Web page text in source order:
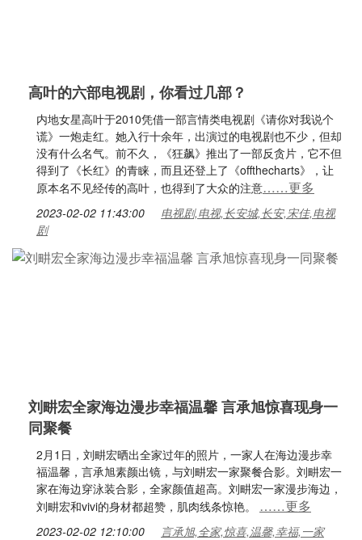
高叶的六部电视剧，你看过几部？
内地女星高叶于2010凭借一部言情类电视剧《请你对我说个
谎》一炮走红。她入行十余年，出演过的电视剧也不少，但却
没有什么名气。前不久，《狂飙》推出了一部反贪片，它不但
得到了《长红》的青睐，而且还登上了《offthecharts》，让
原本名不见经传的高叶，也得到了大众的注意……更多
2023-02-02 11:43:00
电视剧,电视,长安城,长安,宋佳,电视
剧
刘畊宏全家海边漫步幸福温馨 言承旭惊喜现身一
同聚餐
2月1日，刘畊宏晒出全家过年的照片，一家人在海边漫步幸
福温馨，言承旭素颜出镜，与刘畊宏一家聚餐合影。刘畊宏一
家在海边穿泳装合影，全家颜值超高。刘畊宏一家漫步海边，
刘畊宏和vivi的身材都超赞，肌肉线条惊艳。 ……更多
2023-02-02 12:10:00 言承旭,全家,惊喜,温馨,幸福,一家